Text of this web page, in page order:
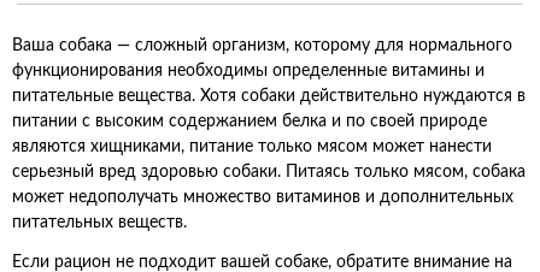
Ваша собака — сложный организм, которому для нормального
функционирования необходимы определенные витамины и
питательные вещества. Хотя собаки действительно нуждаются в
питании с высоким содержанием белка и по своей природе
являются хищниками, питание только мясом может нанести
серьезный вред здоровью собаки. Питаясь только мясом, собака
может недополучать множество витаминов и дополнительных
питательных веществ.
Если рацион не подходит вашей собаке, обратите внимание на